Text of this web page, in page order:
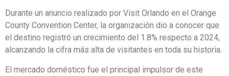
Durante un anuncio realizado por Visit Orlando en el Orange
County Convention Center, la organización dio a conocer que
el destino registró un crecimiento del 1.8% respecto a 2024,
alcanzando la cifra más alta de visitantes en toda su historia.
El mercado doméstico fue el principal impulsor de este